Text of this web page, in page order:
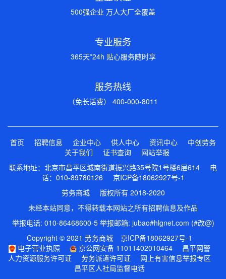
500强企业 万人大厂全覆盖
专业服务
365天*24h 贴心服务随时享
服务热线
（免长话费） 400-000-8011
首页 招聘信息 企业中心 供人中心 资讯中心
中创劳务
关于我们
证书查询
网站举报
联系地址：北京市昌平区城南街道振兴路35号院1号楼6层614 电
话：010-89780126 京ICP备18062927号-1
劳务商城 版权所有 2018-2020
未经本站同意，不得转载本网站之所有招聘信息及作品
举报电话: 010-86468600-5 举报邮箱: jubao#hlgnet.com (#改@)
Copyright © 2021 劳务商城
京ICP备18062927号-1
电子营业执照
京公网安备 11011402010464
昌平网警
人力资源服务许可证
劳务派遣许可证
网上有害信息举报专区
昌平区人社局监督电话